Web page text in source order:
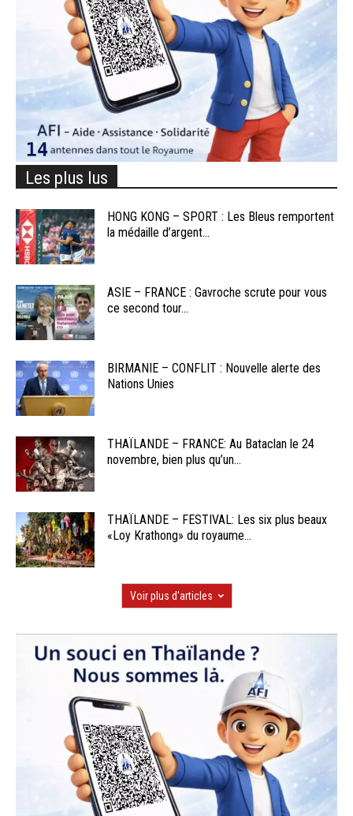
Les plus lus
HONG KONG – SPORT : Les Bleus remportent
la médaille d’argent...
ASIE – FRANCE : Gavroche scrute pour vous
ce second tour...
BIRMANIE – CONFLIT : Nouvelle alerte des
Nations Unies
THAÏLANDE – FRANCE: Au Bataclan le 24
novembre, bien plus qu’un...
THAÏLANDE – FESTIVAL: Les six plus beaux
«Loy Krathong» du royaume...
Voir plus d'articles